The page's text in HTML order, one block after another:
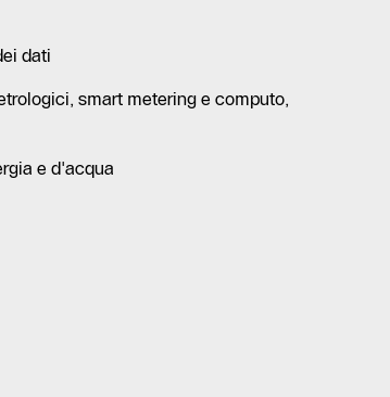
dati
smart metering e computo,
e d'acqua